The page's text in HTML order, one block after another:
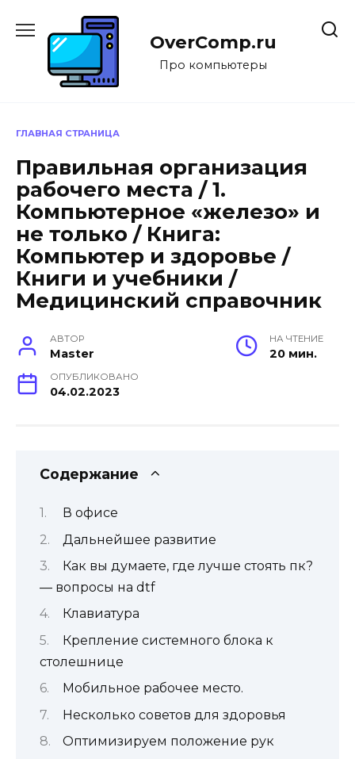
содержанию
OverComp.ru
Про компьютеры
ГЛАВНАЯ СТРАНИЦА
Правильная организация
рабочего места / 1.
Компьютерное «железо» и
не только / Книга:
Компьютер и здоровье /
Книги и учебники /
Медицинский справочник
АВТОР
Master
НА ЧТЕНИЕ
20 мин.
ОПУБЛИКОВАНО
04.02.2023
Содержание
В офисе
Дальнейшее развитие
Как вы думаете, где лучше стоять пк?
— вопросы на dtf
Клавиатура
Крепление системного блока к
столешнице
Мобильное рабочее место.
Несколько советов для здоровья
Оптимизируем положение рук